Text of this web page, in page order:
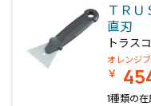
ＴＲ
直刃
トラス
オレンジ
￥
1種類の